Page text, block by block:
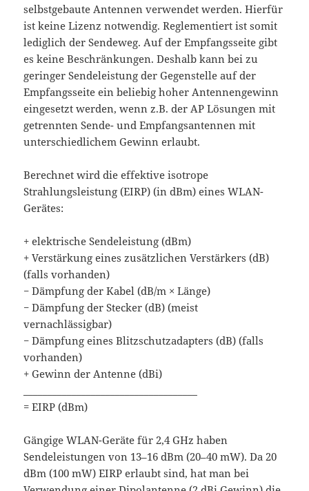
selbstgebaute Antennen verwendet werden. Hierfür
ist keine Lizenz notwendig. Reglementiert ist somit
lediglich der Sendeweg. Auf der Empfangsseite gibt
es keine Beschränkungen. Deshalb kann bei zu
geringer Sendeleistung der Gegenstelle auf der
Empfangsseite ein beliebig hoher Antennengewinn
eingesetzt werden, wenn z.B. der AP Lösungen mit
getrennten Sende- und Empfangsantennen mit
unterschiedlichem Gewinn erlaubt.
Berechnet wird die effektive isotrope
Strahlungsleistung (EIRP) (in dBm) eines WLAN-
Gerätes:
+ elektrische Sendeleistung (dBm)
+ Verstärkung eines zusätzlichen Verstärkers (dB)
(falls vorhanden)
− Dämpfung der Kabel (dB/m × Länge)
− Dämpfung der Stecker (dB) (meist
vernachlässigbar)
− Dämpfung eines Blitzschutzadapters (dB) (falls
vorhanden)
+ Gewinn der Antenne (dBi)
= EIRP (dBm)
Gängige WLAN-Geräte für 2,4 GHz haben
Sendeleistungen von 13–16 dBm (20–40 mW). Da 20
dBm (100 mW) EIRP erlaubt sind, hat man bei